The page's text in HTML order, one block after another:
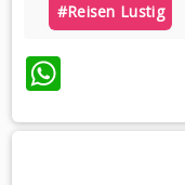
#reisen Lustig